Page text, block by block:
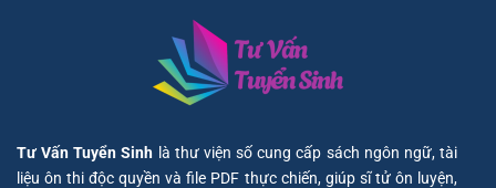
Tư Vấn Tuyển Sinh là thư viện số cung cấp sách ngôn ngữ, tài
liệu ôn thi độc quyền và file PDF thực chiến, giúp sĩ tử ôn luyện,